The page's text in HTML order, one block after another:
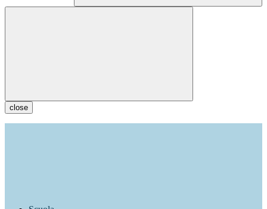
close